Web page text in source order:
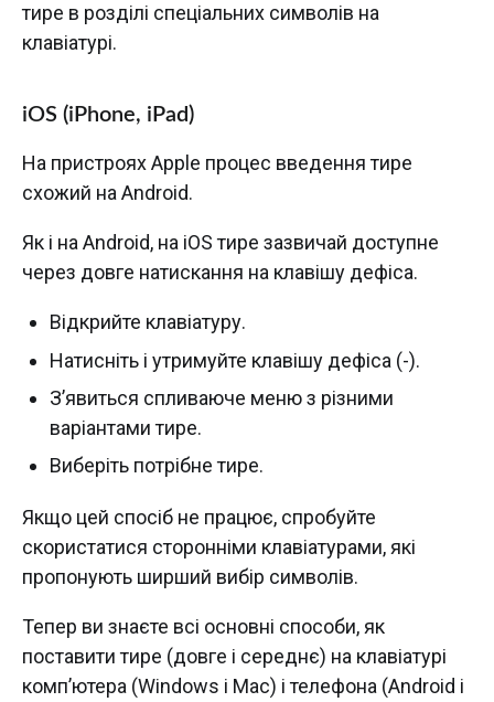
тире в розділі спеціальних символів на
клавіатурі.
iOS (iPhone, iPad)
На пристроях Apple процес введення тире
схожий на Android.
Як і на Android, на iOS тире зазвичай доступне
через довге натискання на клавішу дефіса.
Відкрийте клавіатуру.
Натисніть і утримуйте клавішу дефіса (-).
З’явиться спливаюче меню з різними
варіантами тире.
Виберіть потрібне тире.
Якщо цей спосіб не працює, спробуйте
скористатися сторонніми клавіатурами, які
пропонують ширший вибір символів.
Тепер ви знаєте всі основні способи, як
поставити тире (довге і середнє) на клавіатурі
комп’ютера (Windows і Mac) і телефона (Android і